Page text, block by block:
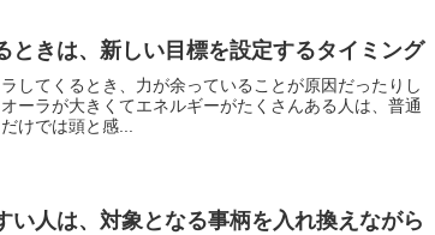
ときは、新しい目標を設定するタイミング
してくるとき、力が余っていることが原因だったりし
ーラが大きくてエネルギーがたくさんある人は、普通
けでは頭と感...
い人は、対象となる事柄を入れ換えながら